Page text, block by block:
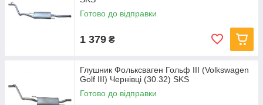
асортименті деталі, оплату та доставку. Зв'язатися з нами
залиште свій номер телефону, або напишіть питання в чат.
Готово до відправки
1 379 ₴
Глушник Фольксваген Гольф III (Volkswagen
Golf III) Чернівці (30.32) SKS
Готово до відправки